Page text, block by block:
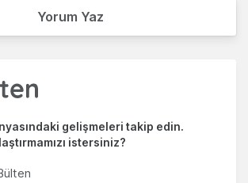
Yorum Yaz
gelişmeleri takip edin.
istersiniz?